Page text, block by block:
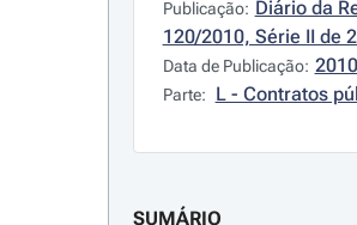
Publicação: Diário da
120/2010, Série II de
Data de Publicação:
Parte: L - Contratos
SUMÁRIO